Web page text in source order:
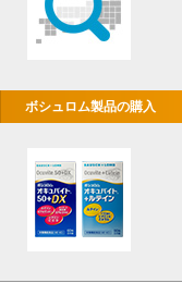
ボシュロム製品の購入